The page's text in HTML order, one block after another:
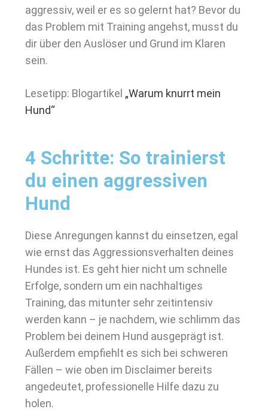
aggressiv, weil er es so gelernt hat? Bevor du
das Problem mit Training angehst, musst du
dir über den Auslöser und Grund im Klaren
sein.
Lesetipp: Blogartikel „Warum knurrt mein
Hund“
4 Schritte: So trainierst
du einen aggressiven
Hund
Diese Anregungen kannst du einsetzen, egal
wie ernst das Aggressionsverhalten deines
Hundes ist. Es geht hier nicht um schnelle
Erfolge, sondern um ein nachhaltiges
Training, das mitunter sehr zeitintensiv
werden kann – je nachdem, wie schlimm das
Problem bei deinem Hund ausgeprägt ist.
Außerdem empfiehlt es sich bei schweren
Fällen – wie oben im Disclaimer bereits
angedeutet, professionelle Hilfe dazu zu
holen.